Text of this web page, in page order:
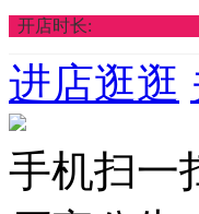
开店时长:
进店逛逛
手机扫一